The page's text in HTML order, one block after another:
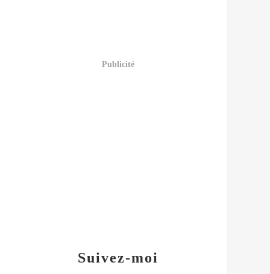
Suivez-moi
Publicité